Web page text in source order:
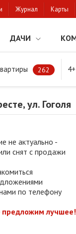
Журнал Карты
ДАЧИ
262
ул. Гоголя
не актуально -
снят с продажи
по телефону
лучшее!